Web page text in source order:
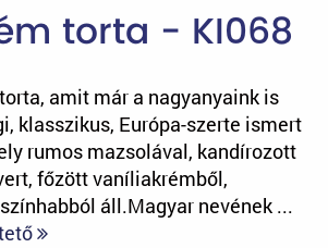
torta - KI068
amit már a nagyanyaink is
klasszikus, Európa-szerte ismert
rumos mazsolával, kandírozott
főzött vaníliakrémből,
áll.Magyar nevének ...